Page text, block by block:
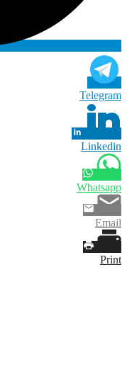
Telegram
Linkedin
Whatsapp
Email
Print